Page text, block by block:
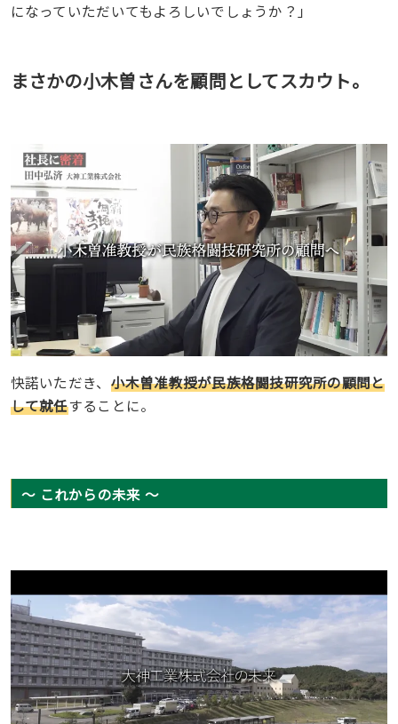
になっていただいてもよろしいでしょうか？」
まさかの小木曽さんを顧問としてスカウト。
快諾いただき、 小木曽准教授が民族格闘技研究所の顧問と
して就任することに。
〜 これからの未来 〜